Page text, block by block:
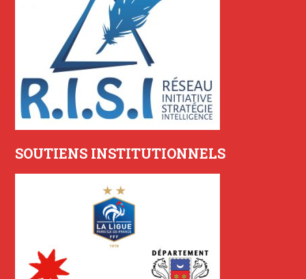
SOUTIENS INSTITUTIONNELS